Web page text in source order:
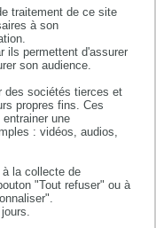
traitement de ce site
à son
ils permettent d'assurer
son audience.
des sociétés tierces et
propres fins. Ces
une
: vidéos, audios,
la collecte de
"Tout refuser" ou à